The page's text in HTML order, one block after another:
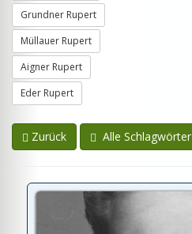
Grundner Rupert
Müllauer Rupert
Aigner Rupert
Eder Rupert
Zurück Alle Schlagwörter